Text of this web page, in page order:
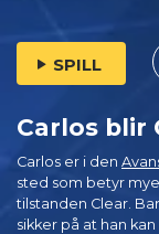
SPILL
Carlos blir
Carlos er i den
sted som betyr
tilstanden Clear.
sikker på at han